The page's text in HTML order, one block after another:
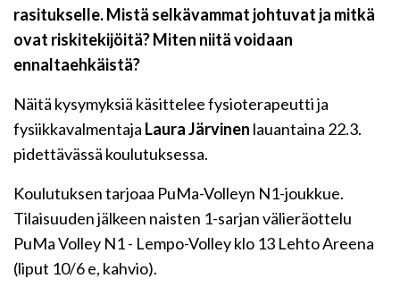
rasitukselle.Mistä selkävammat johtuvat ja mitkä
ovat riskitekijöitä? Miten niitä voidaan
ennaltaehkäistä?
Näitä kysymyksiä käsittelee fysioterapeutti ja
fysiikkavalmentaja Laura Järvinen lauantaina 22.3.
pidettävässä koulutuksessa.
Koulutuksen tarjoaa PuMa-Volleyn N1-joukkue.
Tilaisuuden jälkeen naisten 1-sarjan välieräottelu
PuMa Volley N1 - Lempo-Volley klo 13 Lehto Areena
(liput 10/6 e, kahvio).